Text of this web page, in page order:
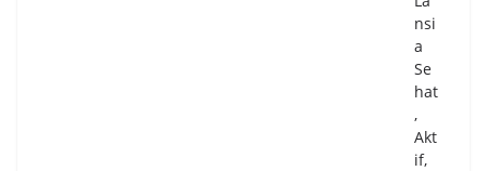
nsi
a
Se
hat
,
Akt
if,